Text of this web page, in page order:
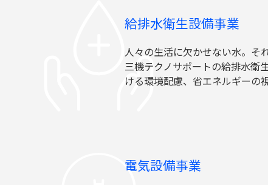
給排水衛生設備事業
人々の生活に欠かせない水。そ
三機テクノサポートの給排水衛
ける環境配慮、省エネルギーの
電気設備事業